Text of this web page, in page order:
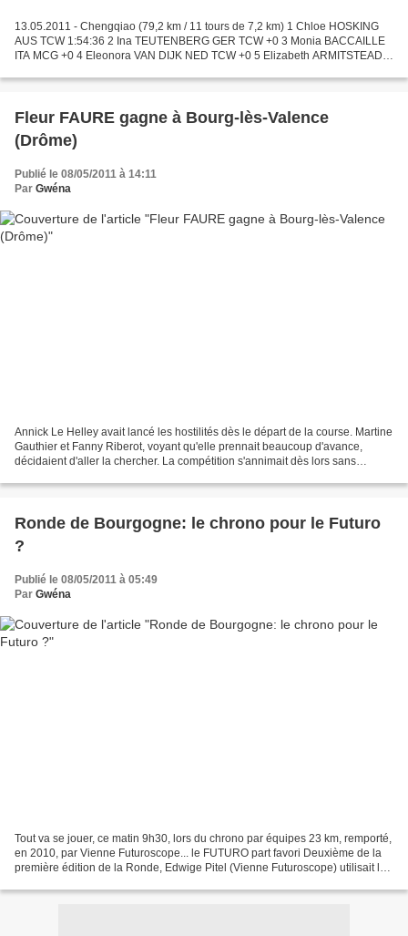
13.05.2011 - Chengqiao (79,2 km / 11 tours de 7,2 km) 1 Chloe HOSKING
AUS TCW 1:54:36 2 Ina TEUTENBERG GER TCW +0 3 Monia BACCAILLE
ITA MCG +0 4 Eleonora VAN DIJK NED TCW +0 5 Elizabeth ARMITSTEAD
Fleur FAURE gagne à Bourg-lès-Valence
(Drôme)
Publié le 08/05/2011 à 14:11
Par Gwéna
Annick Le Helley avait lancé les hostilités dès le départ de la course. Martine
Gauthier et Fanny Riberot, voyant qu'elle prennait beaucoup d'avance,
décidaient d'aller la chercher. La compétition s'annimait dès lors sans
Ronde de Bourgogne: le chrono pour le Futuro
?
Publié le 08/05/2011 à 05:49
Par Gwéna
Tout va se jouer, ce matin 9h30, lors du chrono par équipes 23 km, remporté,
en 2010, par Vienne Futuroscope... le FUTURO part favori Deuxième de la
première édition de la Ronde, Edwige Pitel (Vienne Futuroscope) utilisait les